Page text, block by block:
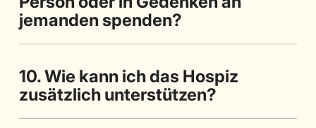
jemanden spenden?
10. Wie kann ich das Hospiz
zusätzlich unterstützen?